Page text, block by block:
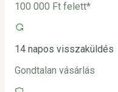
100 000 Ft felett*
14 napos visszaküldés
Gondtalan vásárlás